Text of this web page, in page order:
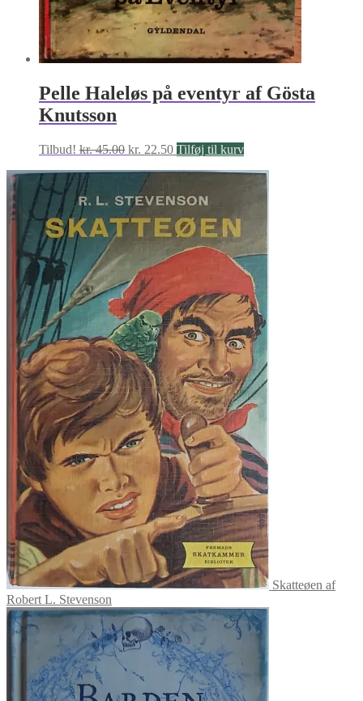
Pelle Haleløs på eventyr af Gösta
Knutsson
Tilbud! kr.45.00 Den
pris
var:
kr. 45.00.
kr. 22.50Den
pris
kr. 22.50.
Tilføj til kurv
Skatteøen af
Robert L. Stevenson